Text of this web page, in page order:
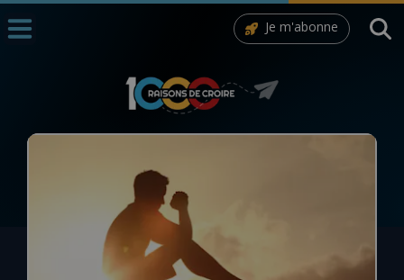
1000 Raisons de Croire
L'actualité de la semaine
Je m'abonne